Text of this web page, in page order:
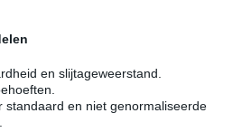
en slijtageweerstand.
standaard en niet genormaliseerde